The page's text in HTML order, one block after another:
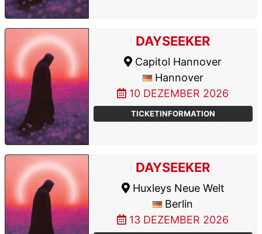
DAYSEEKER
Capitol Hannover
Hannover
10 DEZEMBER 2026
TICKETINFORMATION
DAYSEEKER
Huxleys Neue Welt
Berlin
13 DEZEMBER 2026